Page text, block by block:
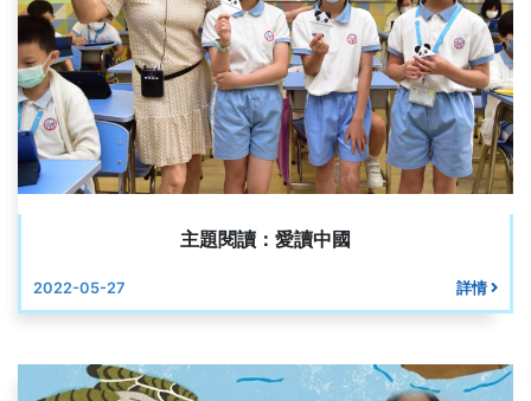
主題閱讀：愛讀中國
2022-05-27 詳情